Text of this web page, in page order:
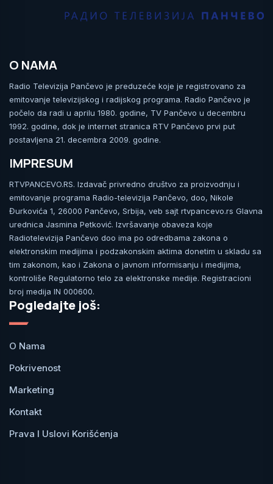
O NAMA
Radio Televizija Pančevo je preduzeće koje je registrovano za
emitovanje televizijskog i radijskog programa. Radio Pančevo je
počelo da radi u aprilu 1980. godine, TV Pančevo u decembru
1992. godine, dok je internet stranica RTV Pančevo prvi put
postavljena 21. decembra 2009. godine.
IMPRESUM
RTVPANCEVO.RS. Izdavač privredno društvo za proizvodnju i
emitovanje programa Radio-televizija Pančevo, doo, Nikole
Đurkovića 1, 26000 Pančevo, Srbija, veb sajt rtvpancevo.rs Glavna
urednica Jasmina Petković. Izvršavanje obaveza koje
Radiotelevizija Pančevo doo ima po odredbama zakona o
elektronskim medijima i podzakonskim aktima donetim u skladu sa
tim zakonom, kao i Zakona o javnom informisanju i medijima,
kontroliše Regulatorno telo za elektronske medije. Registracioni
broj medija IN 000600.
Pogledajte još:
O Nama
Pokrivenost
Marketing
Kontakt
Prava I Uslovi Korišćenja